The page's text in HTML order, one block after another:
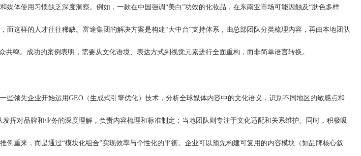
体使用习惯缺乏深度洞察。例如，一款在中国强调“美白”功效的化妆品，在东南亚市场可能因触及“肤色多样
这样的人才往往稀缺。富途集团的解决方案是构建“大中台”支持体系，由总部团队分类梳理内容，再由本地团队
鸣。成功的案例表明，需要从文化语境、表达方式到视觉元素进行全面重构，而非简单语言转换。
领先企业开始运用GEO（生成式引擎优化）技术，分析全球媒体内容中的文化语义，识别不同地区的敏感点和
挥对品牌和业务的深度理解，负责内容梳理和标准制定；当地团队则专注于文化适配和关系维护。同时，积极吸
重来，而是通过“模块化组合”实现效率与个性化的平衡。企业可以预先构建可复用的内容模块（如品牌核心叙